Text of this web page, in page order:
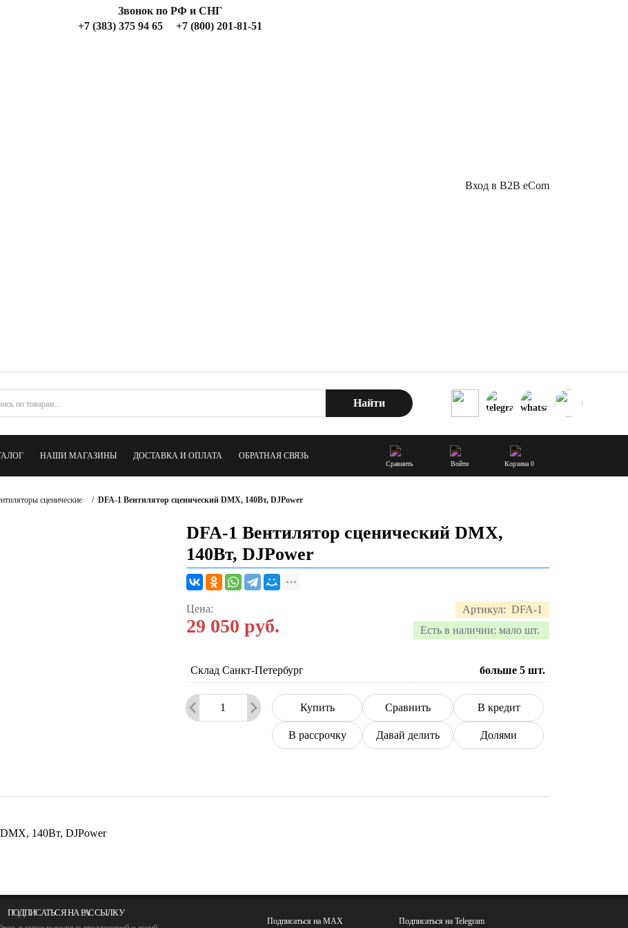
Звонок по РФ и СНГ
+7 (383) 375 94 65
+7 (800) 201-81-51
Вход в B2B eCom
Найти
НАШИ МАГАЗИНЫ ДОСТАВКА И ОПЛАТА ОБРАТНАЯ СВЯЗЬ
Сравнить Войти Корзина 0
сценические / DFA-1 Вентилятор сценический DMX, 140Вт, DJPower
DFA-1 Вентилятор сценический DMX,
140Вт, DJPower
Артикул: DFA-1
Есть в наличии: мало шт.
Цена:
29 050 руб.
Склад Санкт-Петербург больше 5 шт.
Купить Сравнить В кредит
В рассрочку Давай делить Долями
140Вт, DJPower
ПОДПИСАТЬСЯ НА РАССЫЛКУ
Подписаться на MAX Подписаться на Telegram